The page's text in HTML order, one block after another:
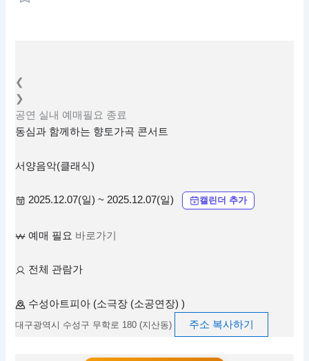
❮
❯
공연 실내 예매필요 종료
동심과 함께하는 향토가곡 콘서트
서양음악(클래식)
2025.12.07(일) ~ 2025.12.07(일) 캘린더 추가
예매 필요 바로가기
전체 관람가
수성아트피아 (소극장 (소공연장) )
대구광역시 수성구 무학로 180 (지산동) 주소 복사하기